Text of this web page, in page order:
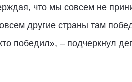
что мы совсем не
другие страны там
победил», – подчеркнул